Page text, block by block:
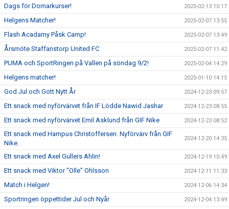
Dags för Domarkurser! 2025-02-13 10:17
Helgens Matcher! 2025-02-07 13:55
Flash Acadamy Påsk Camp! 2025-02-07 13:49
Årsmöte Staffanstorp United FC 2025-02-07 11:42
PUMA och SportRingen på Vallen på söndag 9/2! 2025-02-04 14:29
Helgens matcher! 2025-01-10 14:15
God Jul och Gott Nytt År 2024-12-23 09:57
Ett snack med nyförvärvet från IF Lödde Nawid Jashar 2024-12-23 08:55
Ett snack med nyförvärvet Emil Asklund från GIF Nike 2024-12-23 08:52
Ett snack med Hampus Christoffersen. Nyförvärv från GIF
Nike.
2024-12-20 14:35
Ett snack med Axel Gullers Ahlin! 2024-12-19 10:49
Ett snack med Viktor "Olle" Ohlsson 2024-12-11 11:33
Match i Helgen! 2024-12-06 14:34
Sportringen öppettider Jul och Nyår 2024-12-04 13:49